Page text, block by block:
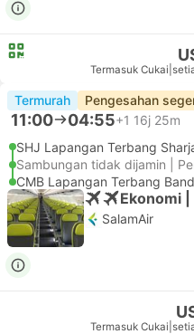
Termasuk Cukai
Termurah Pengesahan
11:00 04:55+1 16j 25m
SHJ Lapangan Terbang
Sambungan tidak dijamin |
Ekonomi
SalamAir
Termasuk Cukai